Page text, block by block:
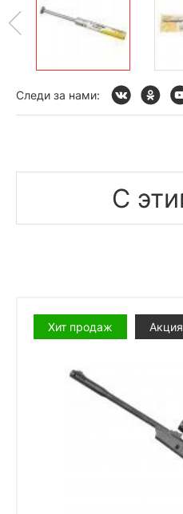
Следи за нами:
С
Хит продаж Акция